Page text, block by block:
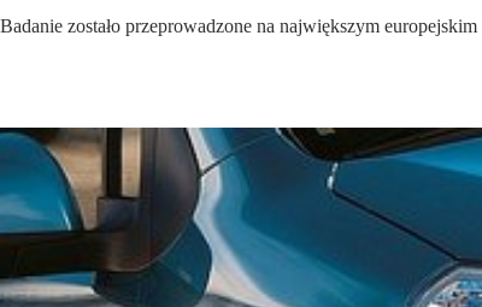
zostało przeprowadzone na największym